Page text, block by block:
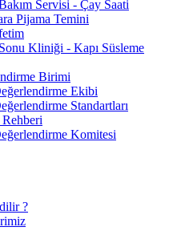
Servisi - Çay Saati
Pijama Temini
Kliniği - Kapı Süsleme
Birimi
Ekibi
Standartları
Komitesi
?